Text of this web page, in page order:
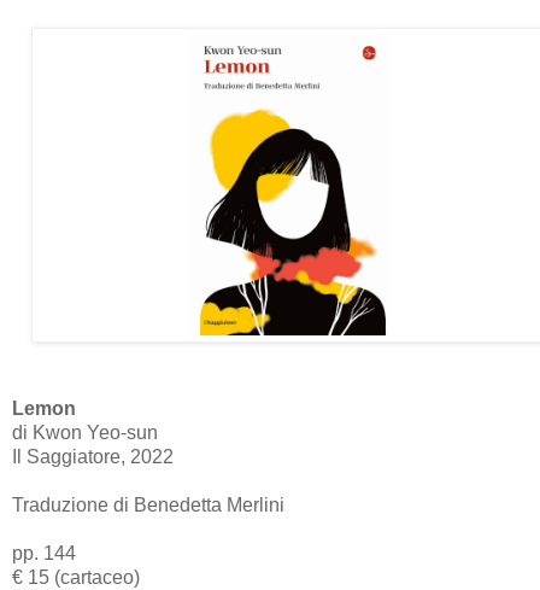
Lemon
di Kwon Yeo-sun
Il Saggiatore, 2022
Traduzione di Benedetta Merlini
pp. 144
€ 15 (cartaceo)